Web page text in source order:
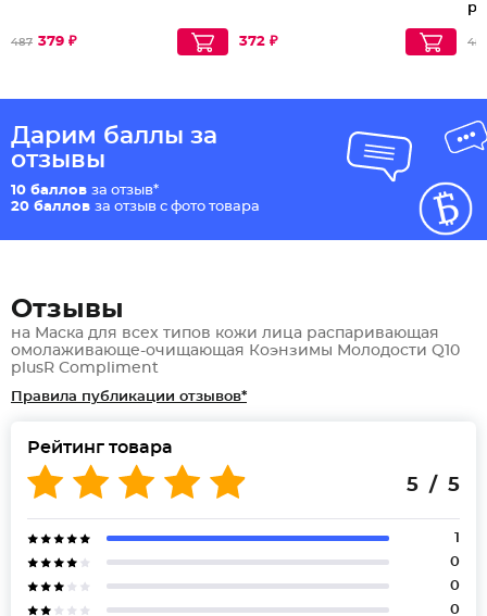
487 379 ₽ 372 ₽
Дарим баллы за
отзывы
10 баллов за отзыв*
20 баллов за отзыв с фото товара
Отзывы
на Маска для всех типов кожи лица распаривающая
омолаживающе-очищающая Коэнзимы Молодости Q10
plusR Compliment
Правила публикации отзывов*
Рейтинг товара
5 / 5
1
0
0
0